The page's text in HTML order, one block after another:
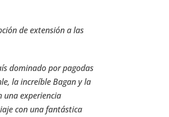
de extensión a las
dominado por pagodas
la increíble Bagan y la
una experiencia
con una fantástica